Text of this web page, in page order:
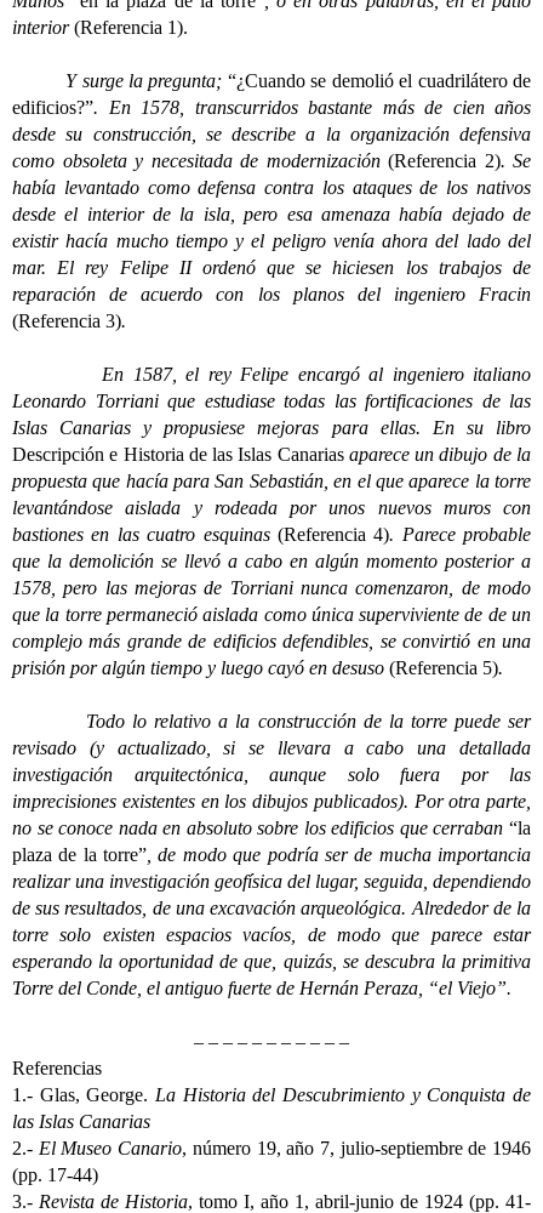
interior(Referencia 1).
Y surge la pregunta; “¿Cuando se demolió el cuadrilátero de
edificios?”. En 1578, transcurridos bastante más de cien años
desde su construcción, se describe a la organización defensiva
como obsoleta y necesitada de modernización (Referencia 2). Se
había levantado como defensa contra los ataques de los nativos
desde el interior de la isla, pero esa amenaza había dejado de
existir hacía mucho tiempo y el peligro venía ahora del lado del
mar. El rey Felipe II ordenó que se hiciesen los trabajos de
reparación de acuerdo con los planos del ingeniero Fracin
(Referencia 3).
En 1587, el rey Felipe encargó al ingeniero italiano
Leonardo Torriani que estudiase todas las fortificaciones de las
Islas Canarias y propusiese mejoras para ellas. En su libro
Descripción e Historia de las Islas Canariasaparece un dibujo de la
propuesta que hacía para San Sebastián, en el que aparece la torre
levantándose aislada y rodeada por unos nuevos muros con
bastiones en las cuatro esquinas (Referencia 4). Parece probable
que la demolición se llevó a cabo en algún momento posterior a
1578, pero las mejoras de Torriani nunca comenzaron, de modo
que la torre permaneció aislada como única superviviente de de un
complejo más grande de edificios defendibles, se convirtió en una
prisión por algún tiempo y luego cayó en desuso (Referencia 5).
Todo lo relativo a la construcción de la torre puede ser
revisado (y actualizado, si se llevara a cabo una detallada
investigación arquitectónica, aunque solo fuera por las
imprecisiones existentes en los dibujos publicados). Por otra parte,
no se conoce nada en absoluto sobre los edificios que cerraban “la
plaza de la torre” , de modo que podría ser de mucha importancia
realizar una investigación geofísica del lugar, seguida, dependiendo
de sus resultados, de una excavación arqueológica. Alrededor de la
torre solo existen espacios vacíos, de modo que parece estar
esperando la oportunidad de que, quizás, se descubra la primitiva
Torre del Conde, el antiguo fuerte de Hernán Peraza, “el Viejo”.
– – – – – – – – – – –
Referencias
1.- Glas, George. La Historia del Descubrimiento y Conquista de
las Islas Canarias
2.- El Museo Canario, número 19, año 7, julio-septiembre de 1946
(pp. 17-44)
3.- Revista de Historia, tomo I, año 1, abril-junio de 1924 (pp. 41-